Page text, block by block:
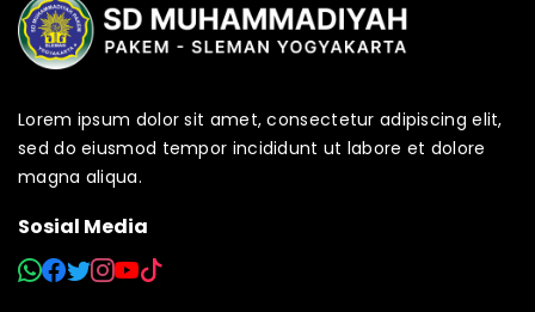
Lorem ipsum dolor sit amet, consectetur adipiscing elit,
sed do eiusmod tempor incididunt ut labore et dolore
magna aliqua.
Sosial Media